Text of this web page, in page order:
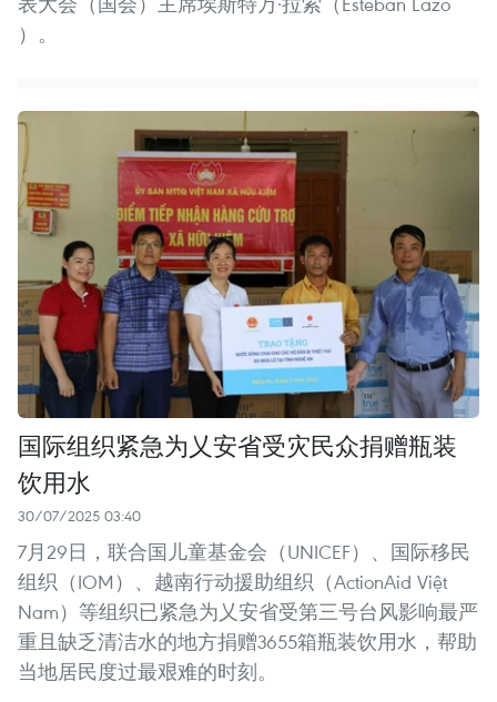
）。
国际组织紧急为乂安省受灾民众捐赠瓶装
饮用水
30/07/2025 03:40
7月29日，联合国儿童基金会（UNICEF）、国际移民
组织（IOM）、越南行动援助组织（ActionAid Việt
Nam）等组织已紧急为乂安省受第三号台风影响最严
重且缺乏清洁水的地方捐赠3655箱瓶装饮用水，帮助
当地居民度过最艰难的时刻。